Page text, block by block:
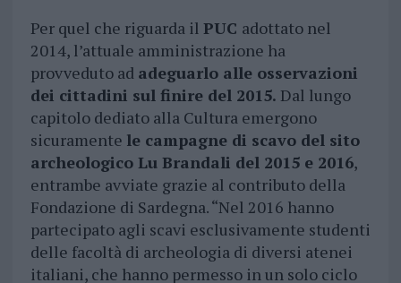
Per quel che riguarda il PUC adottato nel
2014, l’attuale amministrazione ha
provveduto ad adeguarlo alle osservazioni
dei cittadini sul finire del 2015. Dal lungo
capitolo dediato alla Cultura emergono
sicuramente le campagne di scavo del sito
archeologico Lu Brandali del 2015 e 2016,
entrambe avviate grazie al contributo della
Fondazione di Sardegna. “Nel 2016 hanno
partecipato agli scavi esclusivamente studenti
delle facoltà di archeologia di diversi atenei
italiani, che hanno permesso in un solo ciclo